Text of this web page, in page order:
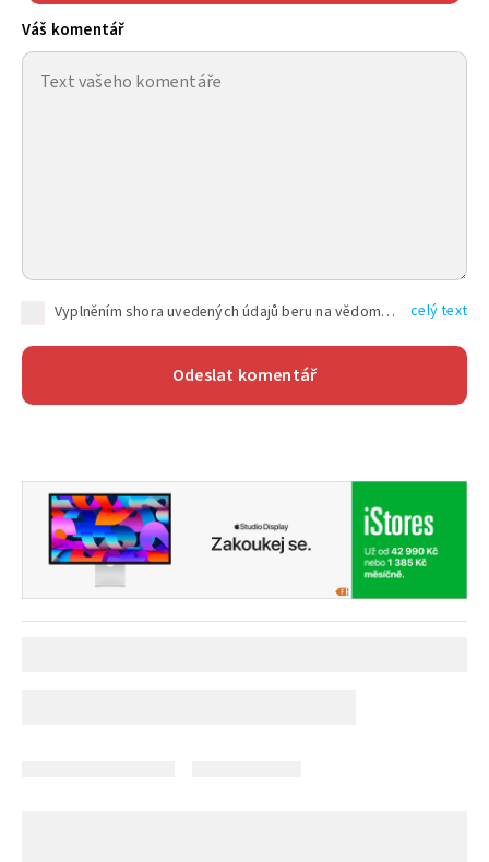
Váš komentář
Vyplněním shora uvedených údajů beru na vědomí, že společnost TEXT FACTORY s.r.o., sídlem Brno, Durďákova 336/29, Černá Pole, PSČ: 613 00, IČ: 06157831, zapsané u Krajského soudu v Brně, oddíl C, vložka 100399, bude zpracovávat mé osobní údaje uvedené v rámci mnou vyplněného registračního formuláře na základě oprávněných zájmů TEXT FACTORY s.r.o. dle čl. 6 odst. 1 písm. f) GDPR a pro splnění právních povinností (čl. 6 odst. 1 písm. c) GDPR), a to pro tyto účely: nezbytnost zajistit oprávnění návštěvníka webových stránek provozovaných společností TEXT FACTORY s.r.o. přispívat aktivně ke zveřejněným článkům nebo v rámci diskusních fór a výkon práv TEXT FACTORY s.r.o. jako administrátora těchto diskusních fór. Více informací o zpracování osobních údajů a právech lze nalézt v celý text